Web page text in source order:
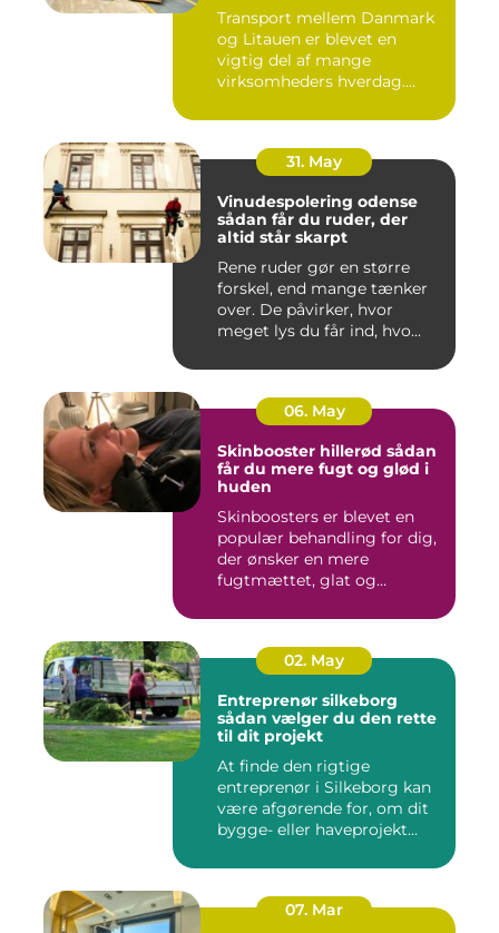
Transport mellem Danmark
og Litauen er blevet en
vigtig del af mange
virksomheders hverdag.
31. May
Vinudespolering odense
sådan får du ruder, der
altid står skarpt
Rene ruder gør en større
forskel, end mange tænker
over. De påvirker, hvor
meget lys du får ind, hvo...
06. May
Skinbooster hillerød sådan
får du mere fugt og glød i
huden
Skinboosters er blevet en
populær behandling for dig,
der ønsker en mere
fugtmættet, glat og
02. May
Entreprenør silkeborg
sådan vælger du den rette
til dit projekt
At finde den rigtige
entreprenør i Silkeborg kan
være afgørende for, om dit
bygge- eller haveprojekt...
07. Mar